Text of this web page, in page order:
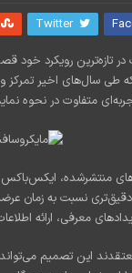
Twitter
در تازه‌ترین رویکرد خود
طی سال‌های اخیر تمرکز
تجربه‌ای متفاوت در نحوه
منتشرشده، ایکس‌باکس
دقیق‌تری نسبت به زمان
معرفی، ارائه
این تصمیم